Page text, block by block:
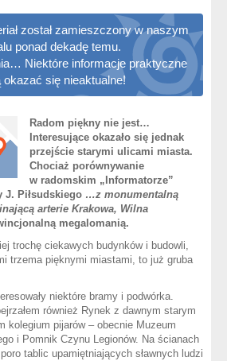
został zamieszczony w naszym
ponad dekadę temu.
Niektóre informacje praktyczne
okazać się nieaktualne!
Radom piękny nie jest…
Interesujące okazało się jednak
przejście starymi ulicami miasta.
Chociaż porównywanie
w radomskim „Informatorze”
J. Piłsudskiego …z monumentalną
arterie Krakowa, Wilna
megalomanią.
trochę ciekawych budynków i budowli,
trzema pięknymi miastami, to już gruba
niektóre bramy i podwórka.
również Rynek z dawnym starym
kolegium pijarów – obecnie Muzeum
i Pomnik Czynu Legionów. Na ścianach
tablic upamiętniających sławnych ludzi